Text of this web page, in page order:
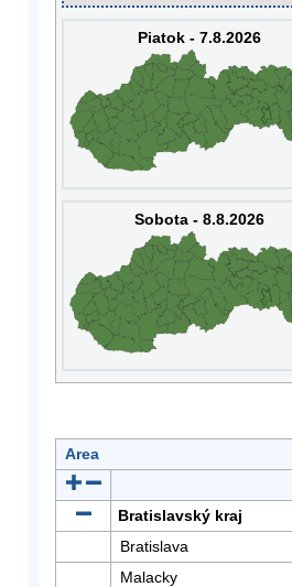
Piatok - 7.8.2026
Sobota - 8.8.2026
Area
Bratislavský kraj
Bratislava
Malacky